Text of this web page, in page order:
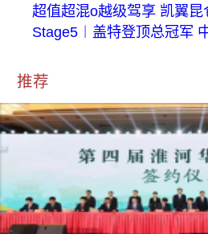
超值超混o越级驾享 凯翼
Stage5︱盖特登顶总冠军
推荐